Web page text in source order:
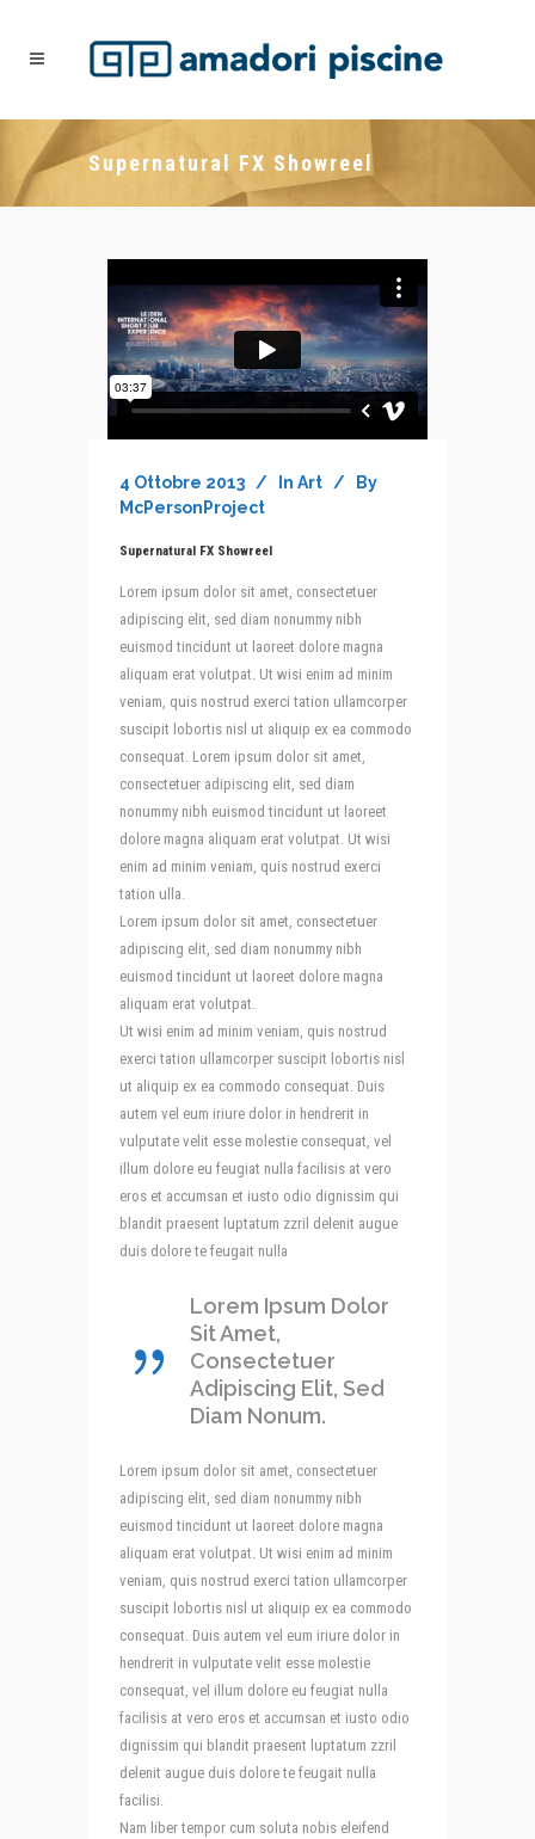
Supernatural FX Showreel
4 Ottobre 2013 In Art
By
McPersonProject
Supernatural FX Showreel
Lorem ipsum dolor sit amet, consectetuer
adipiscing elit, sed diam nonummy nibh
euismod tincidunt ut laoreet dolore magna
aliquam erat volutpat. Ut wisi enim ad minim
veniam, quis nostrud exerci tation ullamcorper
suscipit lobortis nisl ut aliquip ex ea commodo
consequat. Lorem ipsum dolor sit amet,
consectetuer adipiscing elit, sed diam
nonummy nibh euismod tincidunt ut laoreet
dolore magna aliquam erat volutpat. Ut wisi
enim ad minim veniam, quis nostrud exerci
tation ulla.
Lorem ipsum dolor sit amet, consectetuer
adipiscing elit, sed diam nonummy nibh
euismod tincidunt ut laoreet dolore magna
aliquam erat volutpat.
Ut wisi enim ad minim veniam, quis nostrud
exerci tation ullamcorper suscipit lobortis nisl
ut aliquip ex ea commodo consequat. Duis
autem vel eum iriure dolor in hendrerit in
vulputate velit esse molestie consequat, vel
illum dolore eu feugiat nulla facilisis at vero
eros et accumsan et iusto odio dignissim qui
blandit praesent luptatum zzril delenit augue
duis dolore te feugait nulla
Lorem Ipsum Dolor
Sit Amet,
Consectetuer
Adipiscing Elit, Sed
Diam Nonum.
Lorem ipsum dolor sit amet, consectetuer
adipiscing elit, sed diam nonummy nibh
euismod tincidunt ut laoreet dolore magna
aliquam erat volutpat. Ut wisi enim ad minim
veniam, quis nostrud exerci tation ullamcorper
suscipit lobortis nisl ut aliquip ex ea commodo
consequat. Duis autem vel eum iriure dolor in
hendrerit in vulputate velit esse molestie
consequat, vel illum dolore eu feugiat nulla
facilisis at vero eros et accumsan et iusto odio
dignissim qui blandit praesent luptatum zzril
delenit augue duis dolore te feugait nulla
facilisi.
Nam liber tempor cum soluta nobis eleifend